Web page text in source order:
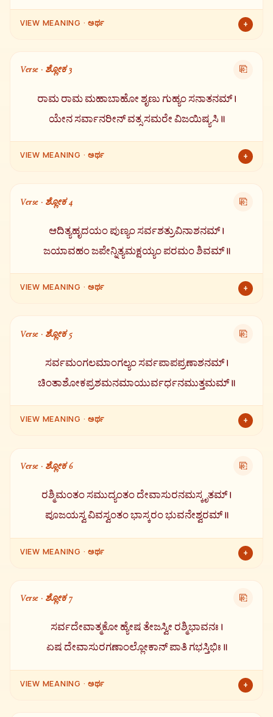
VIEW MEANING · ಅರ್ಥ +
ಅಗಸ್ತ್ಯ ಮಹರ್ಷಿಗಳು ಶ್ರೀರಾಮನ ಬಳಿಗೆ ಬಂದು ಈ ರೀತಿ ಹೇಳಿದರು —
Verse · ಶ್ಲೋಕ 3 ⎘
ರಾಮ ರಾಮ ಮಹಾಬಾಹೋ ಶೃಣು ಗುಹ್ಯಂ ಸನಾತನಮ್ ।
ಯೇನ ಸರ್ವಾನರೀನ್ ವತ್ಸ ಸಮರೇ ವಿಜಯಿಷ್ಯಸಿ ॥
VIEW MEANING · ಅರ್ಥ +
ಒಂದು ರಹಸ್ಯವನ್ನು ಕೇಳು. ಇದರಿಂದ ನೀನು ಯುದ್ಧದಲ್ಲಿ ನಿನ್ನ ಎಲ್ಲಾ ಶತ್ರುಗಳ
ಮೇಲೆ ವಿಜಯ ಸಾಧಿಸಬಲ್ಲೆ.
Verse · ಶ್ಲೋಕ 4 ⎘
ಆದಿತ್ಯಹೃದಯಂ ಪುಣ್ಯಂ ಸರ್ವಶತ್ರುವಿನಾಶನಮ್ ।
ಜಯಾವಹಂ ಜಪೇನ್ನಿತ್ಯಮಕ್ಷಯ್ಯಂ ಪರಮಂ ಶಿವಮ್ ॥
VIEW MEANING · ಅರ್ಥ +
ನಾಶಗೊಳಿಸುವಂತಹುದು, ವಿಜಯವನ್ನು ನೀಡುವಂತಹುದು, ನಿತ್ಯವೂ ಅಕ್ಷಯ
ಫಲ ನೀಡುವಂತಹುದು ಮತ್ತು ಪರಮ ಕಲ್ಯಾಣಕರ. ಇದನ್ನು ನಿತ್ಯ ಪಠಿಸಬೇಕು.
Verse · ಶ್ಲೋಕ 5 ⎘
ಸರ್ವಮಂಗಲಮಾಂಗಲ್ಯಂ ಸರ್ವಪಾಪಪ್ರಣಾಶನಮ್ ।
ಚಿಂತಾಶೋಕಪ್ರಶಮನಮಾಯುರ್ವರ್ಧನಮುತ್ತಮಮ್ ॥
VIEW MEANING · ಅರ್ಥ +
ನಾಶ ಮಾಡುವಂತಹುದು, ಚಿಂತೆ ಮತ್ತು ಶೋಕವನ್ನು ಪರಿಹರಿಸುವಂತಹುದು
ಮತ್ತು ಆಯುಷ್ಯವನ್ನು ಹೆಚ್ಚಿಸುವ ಉತ್ತಮ ಸ್ತೋತ್ರ.
Verse · ಶ್ಲೋಕ 6 ⎘
ರಶ್ಮಿಮಂತಂ ಸಮುದ್ಯಂತಂ ದೇವಾಸುರನಮಸ್ಕೃತಮ್ ।
ಪೂಜಯಸ್ವ ವಿವಸ್ವಂತಂ ಭಾಸ್ಕರಂ ಭುವನೇಶ್ವರಮ್ ॥
VIEW MEANING · ಅರ್ಥ +
ಅಸುರರಿಂದಲೂ ವಂದಿತನಾದ, ಎಲ್ಲಾ ಲೋಕಗಳ ಒಡೆಯನಾದ, ಪ್ರಕಾಶದ
ಮೂಲನಾದ ಸೂರ್ಯ ಭಗವಾನನನ್ನು ಪೂಜಿಸು.
Verse · ಶ್ಲೋಕ 7 ⎘
ಸರ್ವದೇವಾತ್ಮಕೋ ಹ್ಯೇಷ ತೇಜಸ್ವೀ ರಶ್ಮಿಭಾವನಃ ।
ಏಷ ದೇವಾಸುರಗಣಾಂಲ್ಲೋಕಾನ್ ಪಾತಿ ಗಭಸ್ತಿಭಿಃ ॥
VIEW MEANING · ಅರ್ಥ +